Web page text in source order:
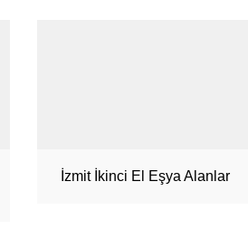
İzmit İkinci El Eşya Alanlar